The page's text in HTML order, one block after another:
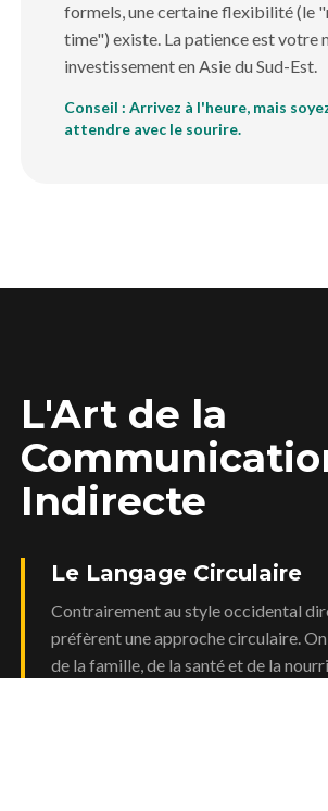
formels, une certaine flexibilité (le
time") existe. La patience est votre
investissement en Asie du Sud-Est.
Conseil : Arrivez à l'heure, mais
attendre avec le sourire.
L'Art de la
Indirecte
Le Langage Circulaire
Contrairement au style occidental
préfèrent une approche circulaire.
de la famille, de la santé et de la